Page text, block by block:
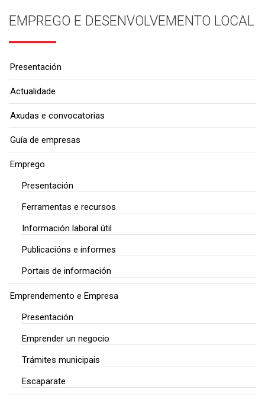
EMPREGO E DESENVOLVEMENTO LOCAL
Presentación
Actualidade
Axudas e convocatorias
Guía de empresas
Emprego
Presentación
Ferramentas e recursos
Información laboral útil
Publicacións e informes
Portais de información
Emprendemento e Empresa
Presentación
Emprender un negocio
Trámites municipais
Escaparate